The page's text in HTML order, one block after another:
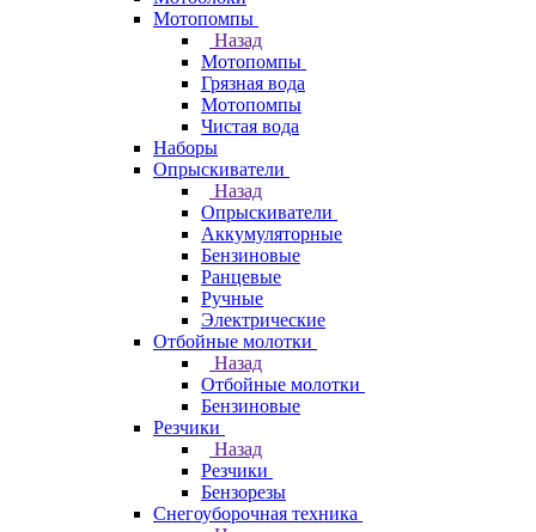
Мотопомпы
Назад
Мотопомпы
Грязная вода
Мотопомпы
Чистая вода
Наборы
Опрыскиватели
Назад
Опрыскиватели
Аккумуляторные
Бензиновые
Ранцевые
Ручные
Электрические
Отбойные молотки
Назад
Отбойные молотки
Бензиновые
Резчики
Назад
Резчики
Бензорезы
Снегоуборочная техника